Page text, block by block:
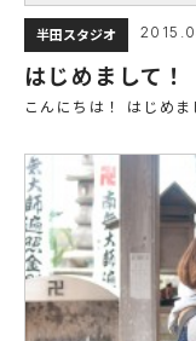
半田スタジオ
はじめまして！
こんにちは！ はじめ